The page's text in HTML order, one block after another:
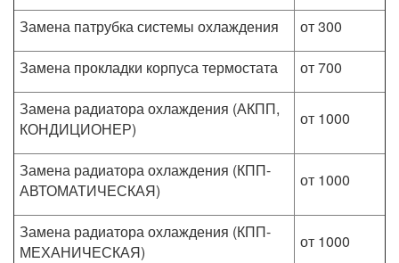
Замена патрубка системы охлаждения
от 300
Замена прокладки корпуса термостата
от 700
Замена радиатора охлаждения (АКПП,
КОНДИЦИОНЕР)
от 1000
Замена радиатора охлаждения (КПП-
АВТОМАТИЧЕСКАЯ)
от 1000
Замена радиатора охлаждения (КПП-
МЕХАНИЧЕСКАЯ)
от 1000